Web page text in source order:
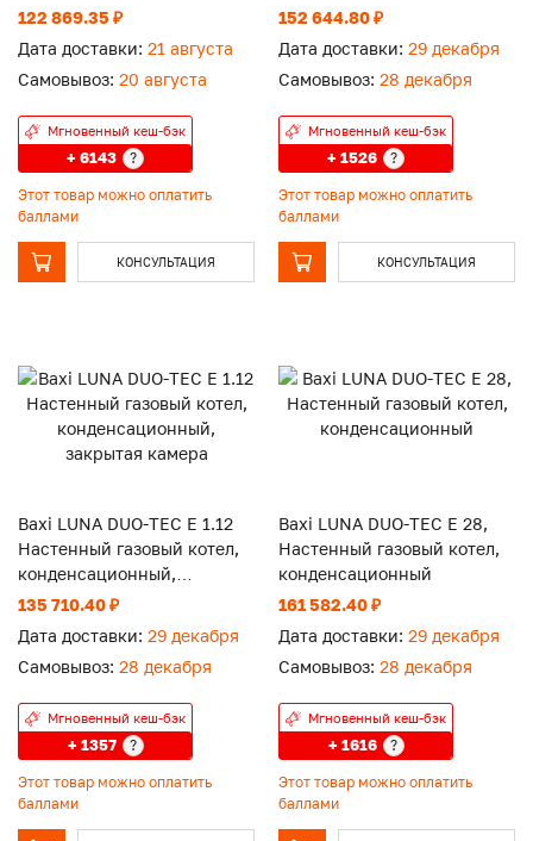
двухконтурный
122 869.35 ₽
Дата доставки: 21 августа
Самовывоз: 20 августа
Мгновенный кеш-бэк
+ 6143 ?
Этот товар можно оплатить
баллами
КОНСУЛЬТАЦИЯ
закрытая камера
152 644.80 ₽
Дата доставки: 29 декабря
Самовывоз: 28 декабря
Мгновенный кеш-бэк
+ 1526 ?
Этот товар можно оплатить
баллами
КОНСУЛЬТАЦИЯ
Baxi LUNA DUO-TEC E 1.12
Настенный газовый котел,
конденсационный,
закрытая камера
135 710.40 ₽
Дата доставки: 29 декабря
Самовывоз: 28 декабря
Мгновенный кеш-бэк
+ 1357 ?
Этот товар можно оплатить
баллами
Baxi LUNA DUO-TEC E 28,
Настенный газовый котел,
конденсационный
161 582.40 ₽
Дата доставки: 29 декабря
Самовывоз: 28 декабря
Мгновенный кеш-бэк
+ 1616 ?
Этот товар можно оплатить
баллами